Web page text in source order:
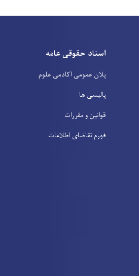
اسناد حقوقی عامه
پلان عمومی اکادمی علوم
پالیسی ها
قوانین و مقررات
فورم تقاضای اطلاعات